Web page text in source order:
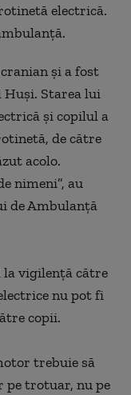
electrică.
şi a fost
Starea lui
şi copilul a
de către
acolo.
nimeni”, au
de Ambulanţă
la vigilenţă către
nu pot fi
copii.
trebuie să
pe trotuar, nu pe